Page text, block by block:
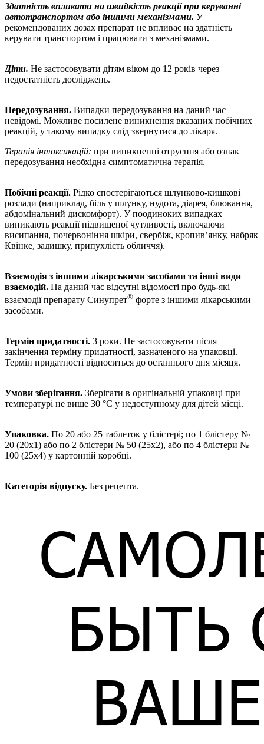
Здатність впливати на швидкість реакції при керуванні
автотранспортом або іншими механізмами. У
рекомендованих дозах препарат не впливає на здатність
керувати транспортом і працювати з механізмами.
Діти. Не застосовувати дітям віком до 12 років через
недостатність досліджень.
Передозування. Випадки передозування на даний час
невідомі. Можливе посилене виникнення вказаних побічних
реакцій, у такому випадку слід звернутися до лікаря.
Терапія інтоксикацій: при виникненні отруєння або ознак
передозування необхідна симптоматична терапія.
Побічні реакції. Рідко спостерігаються шлунково-кишкові
розлади (наприклад, біль у шлунку, нудота, діарея, блювання,
абдомінальний дискомфорт). У поодиноких випадках
виникають реакції підвищеної чутливості, включаючи
висипання, почервоніння шкіри, свербіж, кропив’янку, набряк
Квінке, задишку, припухлість обличчя).
Взаємодія з іншими лікарськими засобами та інші види
взаємодій. На даний час відсутні відомості про будь-які
взаємодії препарату Синупрет® форте з іншими лікарськими
засобами.
Термін придатності. 3 роки. Не застосовувати після
закінчення терміну придатності, зазначеного на упаковці.
Термін придатності відноситься до останнього дня місяця.
Умови зберігання. Зберігати в оригінальній упаковці при
температурі не вище 30 °С у недоступному для дітей місці.
Упаковка. По 20 або 25 таблеток у блістері; по 1 блістеру №
20 (20х1) або по 2 блістери № 50 (25х2), або по 4 блістери №
100 (25х4) у картонній коробці.
Категорія відпуску. Без рецепта.